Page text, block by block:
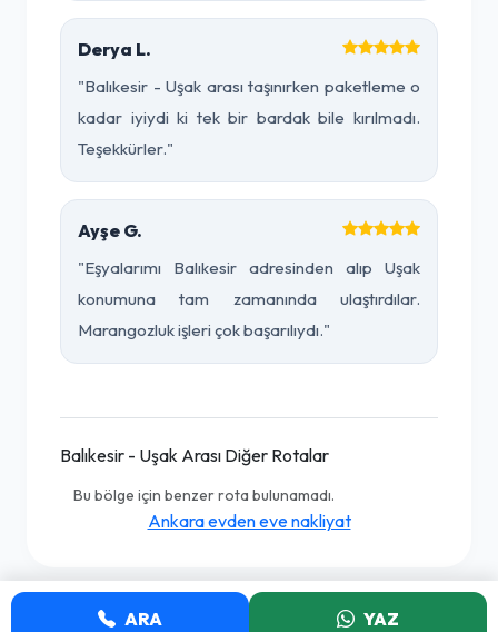
Derya L.
"Balıkesir - Uşak arası taşınırken paketleme o
kadar iyiydi ki tek bir bardak bile kırılmadı.
Teşekkürler."
Ayşe G.
"Eşyalarımı Balıkesir adresinden alıp Uşak
konumuna tam zamanında ulaştırdılar.
Marangozluk işleri çok başarılıydı."
Balıkesir - Uşak Arası Diğer Rotalar
Bu bölge için benzer rota bulunamadı.
Ankara evden eve nakliyat
ARA YAZ